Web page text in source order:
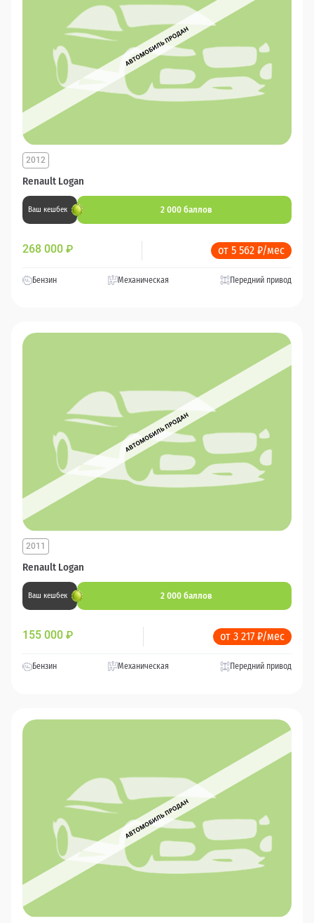
Renault Logan
2012
Ваш кешбек 2 000 баллов
268 000 ₽ от 5 562 ₽/мес
Бензин Механическая Передний привод
Renault Logan
2011
Ваш кешбек 2 000 баллов
155 000 ₽ от 3 217 ₽/мес
Бензин Механическая Передний привод